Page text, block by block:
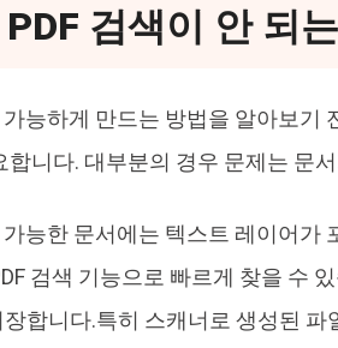
검색이 안 되
가능하게 만드는 방법을 알아보기
합니다. 대부분의 경우 문제는 문
가능한 문서에는 텍스트 레이어가
검색 기능으로 빠르게 찾을 수
합니다.특히 스캐너로 생성된